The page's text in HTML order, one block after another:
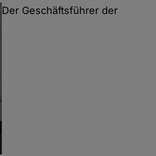
Der Geschäftsführer der